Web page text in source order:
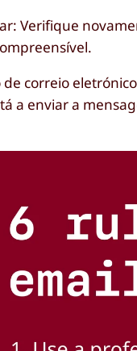
Verifique
correio
a enviar a